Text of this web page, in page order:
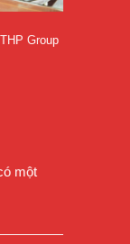
Group
một